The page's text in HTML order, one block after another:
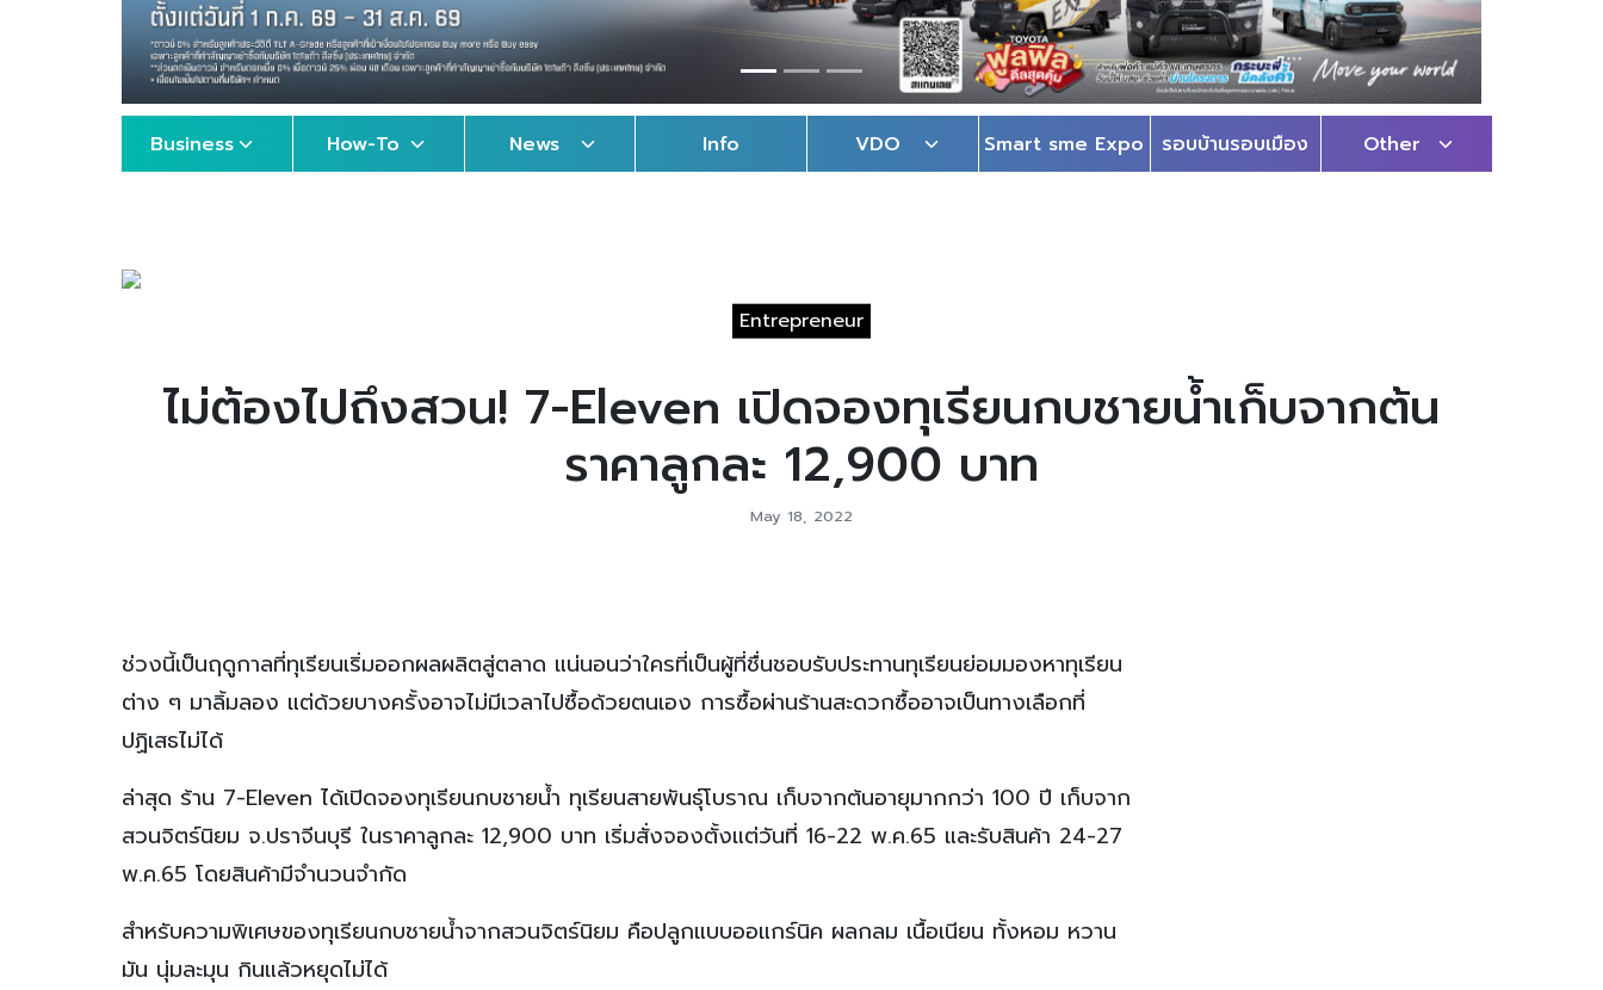
Business How-To News Info VDO Smart sme Expo รอบบ้านรอบเมือง Other
Entrepreneur
ไม่ต้องไปถึงสวน! 7-Eleven เปิดจองทุเรียนกบชายน้ำเก็บจากต้น
ราคาลูกละ 12,900 บาท
May 18, 2022
ช่วงนี้เป็นฤดูกาลที่ทุเรียนเริ่มออกผลผลิตสู่ตลาด แน่นอนว่าใครที่เป็นผู้ที่ชื่นชอบรับประทานทุเรียนย่อมมองหาทุเรียน
ต่าง ๆ มาลิ้มลอง แต่ด้วยบางครั้งอาจไม่มีเวลาไปซื้อด้วยตนเอง การซื้อผ่านร้านสะดวกซื้ออาจเป็นทางเลือกที่
ปฏิเสธไม่ได้
ล่าสุด ร้าน 7-Eleven ได้เปิดจองทุเรียนกบชายน้ำ ทุเรียนสายพันธุ์โบราณ เก็บจากต้นอายุมากกว่า 100 ปี เก็บจาก
สวนจิตร์นิยม จ.ปราจีนบุรี ในราคาลูกละ 12,900 บาท เริ่มสั่งจองตั้งแต่วันที่ 16-22 พ.ค.65 และรับสินค้า 24-27
พ.ค.65 โดยสินค้ามีจำนวนจำกัด
สำหรับความพิเศษของทุเรียนกบชายน้ำจากสวนจิตร์นิยม คือปลูกแบบออแกร์นิค ผลกลม เนื้อเนียน ทั้งหอม หวาน
มัน นุ่มละมุน กินแล้วหยุดไม่ได้